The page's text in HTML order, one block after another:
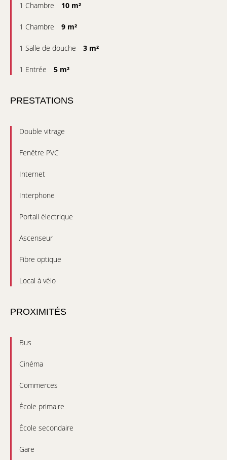
1 Chambre 10 m²
1 Chambre 9 m²
1 Salle de douche 3 m²
1 Entrée 5 m²
PRESTATIONS
Double vitrage
Fenêtre PVC
Internet
Interphone
Portail électrique
Ascenseur
Fibre optique
Local à vélo
PROXIMITÉS
Bus
Cinéma
Commerces
École primaire
École secondaire
Gare